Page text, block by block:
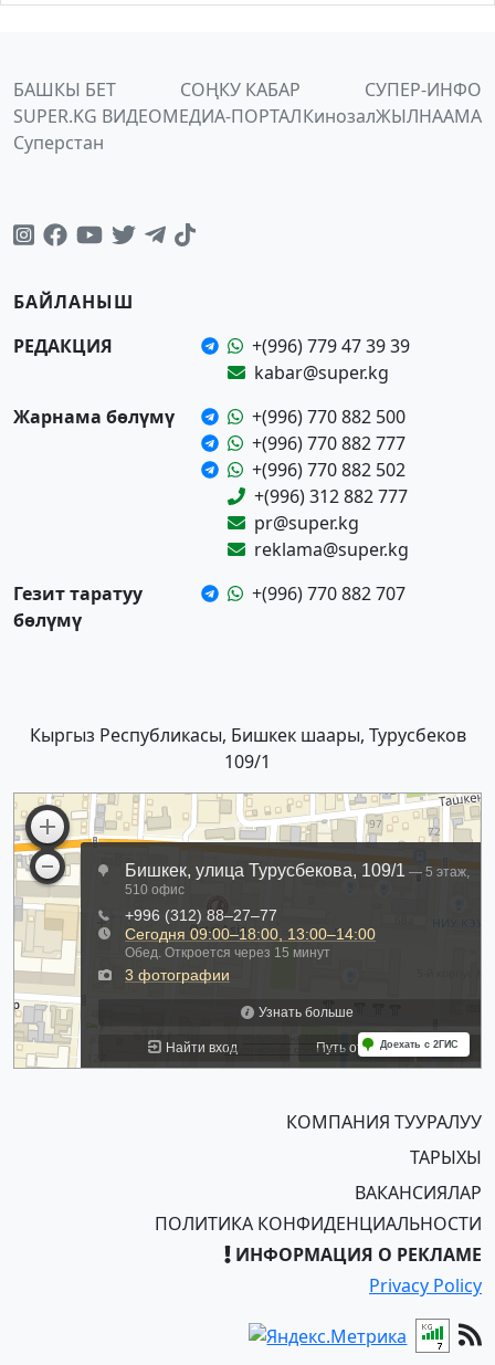
БАШКЫ БЕТ СОҢКУ КАБАР
СУПЕР-ИНФО
SUPER.KG ВИДЕОМЕДИА-ПОРТАЛКинозалЖЫЛНААМА
Суперстан
БАЙЛАНЫШ
РЕДАКЦИЯ
+(996) 779 47 39 39
kabar@super.kg
Жарнама бөлүмү
+(996) 770 882 500
+(996) 770 882 777
+(996) 770 882 502
+(996) 312 882 777
pr@super.kg
reklama@super.kg
Гезит таратуу
бөлүмү
+(996) 770 882 707
Кыргыз Республикасы, Бишкек шаары, Турусбеков
109/1
КОМПАНИЯ ТУУРАЛУУ
ТАРЫХЫ
ВАКАНСИЯЛАР
ПОЛИТИКА КОНФИДЕНЦИАЛЬНОСТИ
ИНФОРМАЦИЯ О РЕКЛАМЕ
Privacy Policy